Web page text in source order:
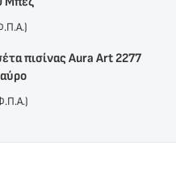
πισίνας Aura Art 2277